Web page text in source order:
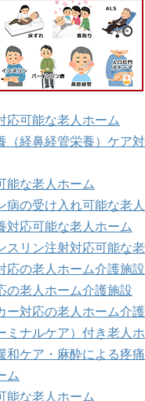
応可能な老人ホーム
（経鼻経管栄養）ケア
能な老人ホーム
病の受け入れ可能な老
対応可能な老人ホーム
スリン注射対応可能な
応の老人ホーム介護施設
の老人ホーム介護施設
ー対応の老人ホーム介
ミナルケア）付き老人
和ケア・麻酔による疼
ム
能な老人ホーム